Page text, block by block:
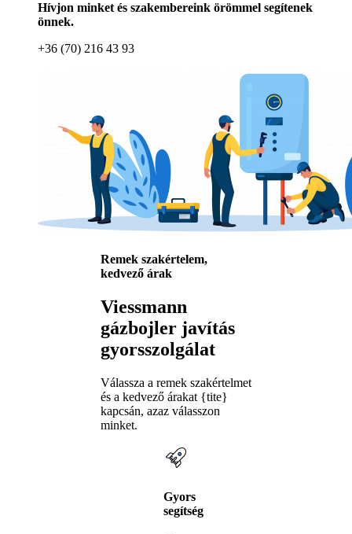
Hívjon minket és szakembereink örömmel segítenek
önnek.
+36 (70) 216 43 93
Remek szakértelem,
kedvező árak
Viessmann
gázbojler javítás
gyorsszolgálat
Válassza a remek szakértelmet
és a kedvező árakat {tite}
kapcsán, azaz válasszon
minket.
Gyors
segítség